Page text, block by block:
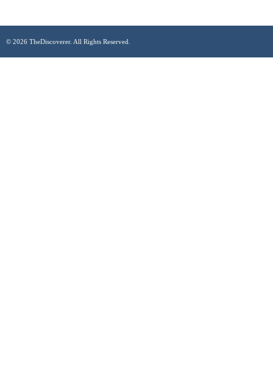
© 2026 TheDiscoverer. All Rights Reserved.